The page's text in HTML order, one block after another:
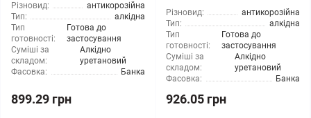
Різновид:
антикорозійна
Тип:
алкідна
Тип
готовності:
Готова до
застосування
Суміші за
складом:
Алкідно
уретановий
Фасовка:
Банка
899.29 грн
Різновид:
антикорозійна
Тип:
алкідна
Тип
готовності:
Готова до
застосування
Суміші за
складом:
Алкідно
уретановий
Фасовка:
Банка
926.05 грн